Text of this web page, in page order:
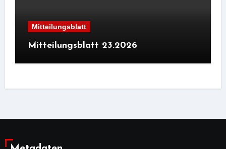
Mitteilungsblatt
Mitteilungsblatt 23.2026